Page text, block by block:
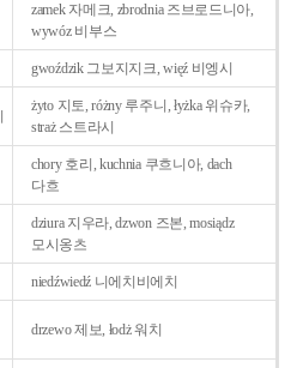
zamek 자메크, zbrodnia 즈브로드니아,
wywóz 비부스
gwoździk 그보지지크, więź 비엥시
żyto 지토, różny 루주니, łyżka 위슈카,
straż 스트라시
chory 호리, kuchnia 쿠흐니아, dach
다흐
dziura 지우라, dzwon 즈본, mosiądz
모시옹츠
niedźwiedź 니에치비에치
drzewo 제보, łodż 워치